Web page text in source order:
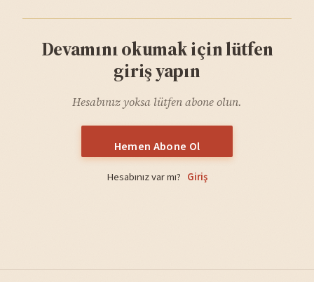
Devamını okumak için lütfen
giriş yapın
Hesabınız yoksa lütfen abone olun.
Hemen Abone Ol
Hesabınız var mı? Giriş